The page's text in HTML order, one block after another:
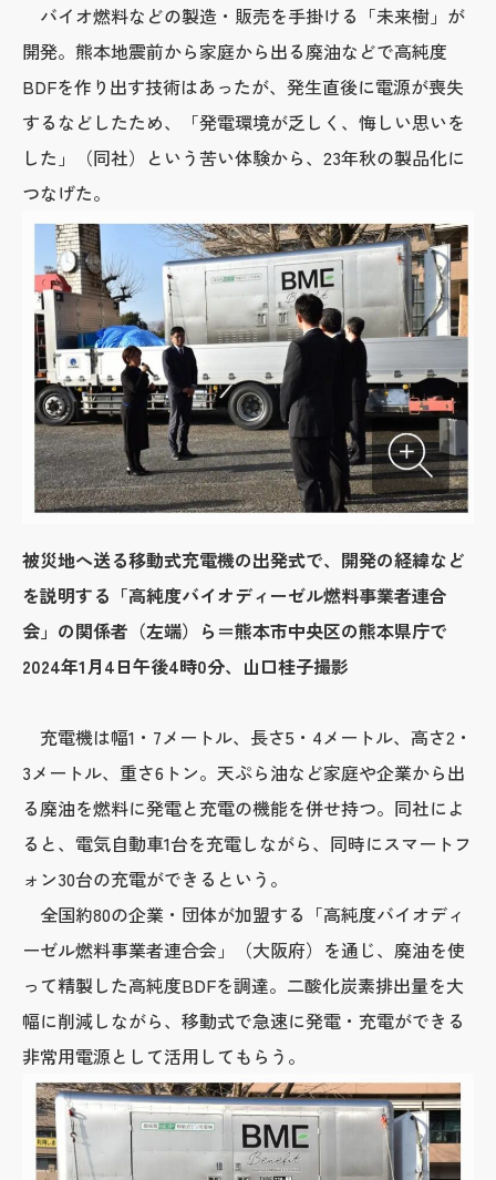
バイオ燃料などの製造・販売を手掛ける「未来樹」が
開発。熊本地震前から家庭から出る廃油などで高純度
BDFを作り出す技術はあったが、発生直後に電源が喪失
するなどしたため、「発電環境が乏しく、悔しい思いを
した」（同社）という苦い体験から、23年秋の製品化に
つなげた。
被災地へ送る移動式充電機の出発式で、開発の経緯など
を説明する「高純度バイオディーゼル燃料事業者連合
会」の関係者（左端）ら＝熊本市中央区の熊本県庁で
2024年1月4日午後4時0分、山口桂子撮影
充電機は幅1・7メートル、長さ5・4メートル、高さ2・
3メートル、重さ6トン。天ぷら油など家庭や企業から出
る廃油を燃料に発電と充電の機能を併せ持つ。同社によ
ると、電気自動車1台を充電しながら、同時にスマートフ
ォン30台の充電ができるという。
全国約80の企業・団体が加盟する「高純度バイオディ
ーゼル燃料事業者連合会」（大阪府）を通じ、廃油を使
って精製した高純度BDFを調達。二酸化炭素排出量を大
幅に削減しながら、移動式で急速に発電・充電ができる
非常用電源として活用してもらう。